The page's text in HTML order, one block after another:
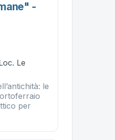
-
Le
le
per